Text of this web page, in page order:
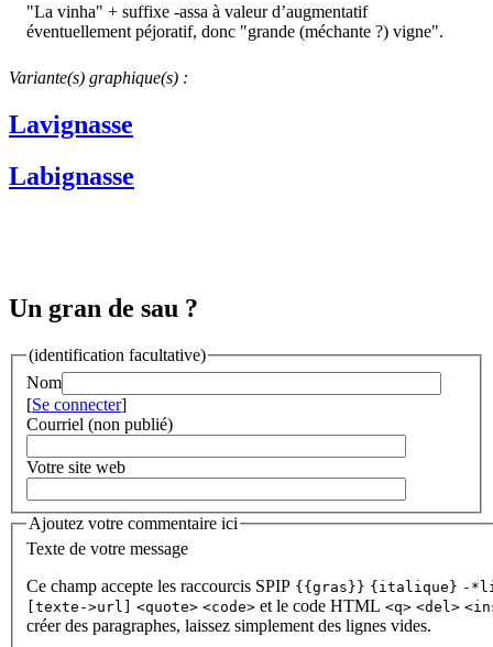
"La vinha" + suffixe -assa à valeur d’augmentatif
éventuellement péjoratif, donc "grande (méchante ?) vigne".
Variante(s) graphique(s) :
Lavignasse
Labignasse
Un gran de sau ?
(identification facultative)
Nom
[Se connecter]
Courriel (non publié)
Votre site web
Ajoutez votre commentaire ici
Texte de votre message
Ce champ accepte les raccourcis SPIP {{gras}} {italique} -
[texte->url]
<quote> <code> et le code HTML <q> <del>
créer des paragraphes, laissez simplement des lignes vides.